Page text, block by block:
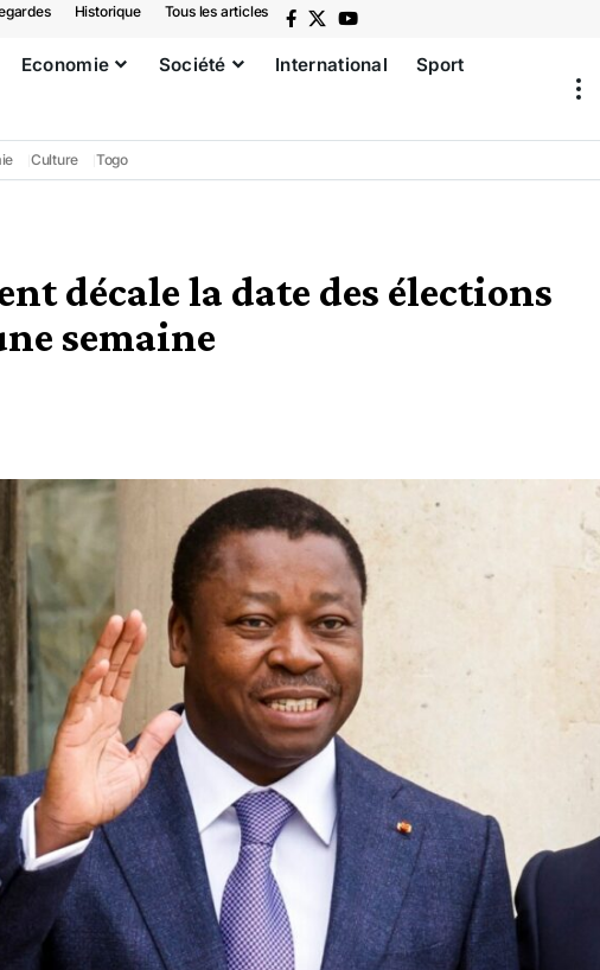
Historique Tous les articles
Economie Société International Sport
Culture Togo
décale la date des élections
semaine